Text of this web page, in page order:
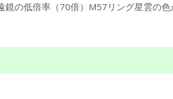
鏡の低倍率（70倍）M57リング星雲の